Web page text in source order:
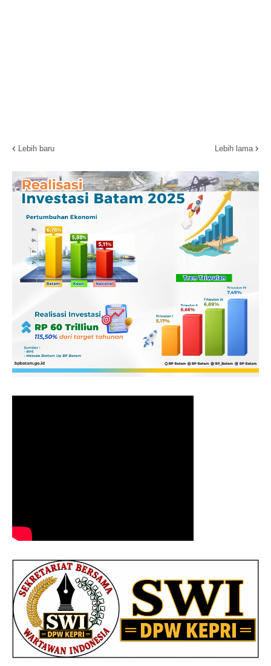
Lebih baru Lebih lama